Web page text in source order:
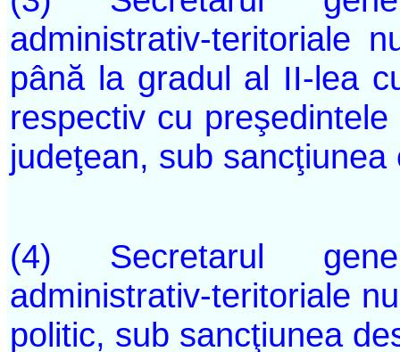
administrativ-teritoriale
până la gradul al II-lea
respectiv cu
judeţean, sub
(4) Secretarul
administrativ-teritoriale
politic, sub sancţiunea